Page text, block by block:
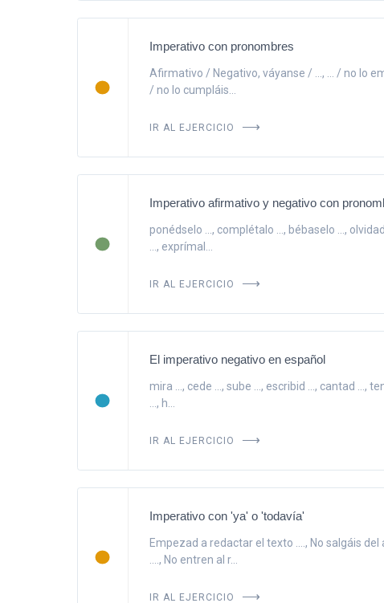
Imperativo con pronombres
Afirmativo / Negativo, váyanse / ..., ... / no lo
/ no lo cumpláis...
IR AL EJERCICIO
Imperativo afirmativo y negativo con
ponédselo ..., complétalo ..., bébaselo ...,
..., exprímal...
IR AL EJERCICIO
El imperativo negativo en español
mira ..., cede ..., sube ..., escribid ..., cantad ...,
..., h...
IR AL EJERCICIO
Imperativo con 'ya' o 'todavía'
Empezad a redactar el texto ...., No salgáis del
...., No entren al r...
IR AL EJERCICIO